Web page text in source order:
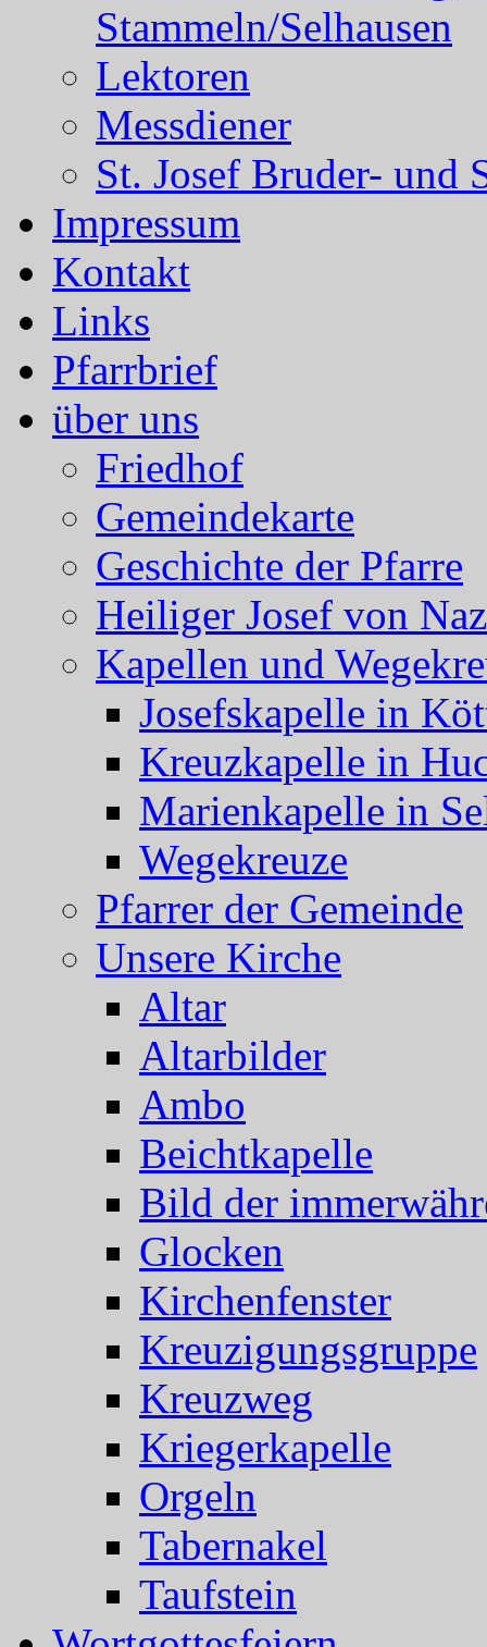
Stammeln/Selhausen
Lektoren
Messdiener
St. Josef Bruder- und
Impressum
Kontakt
Links
Pfarrbrief
über uns
Friedhof
Gemeindekarte
Geschichte der Pfarre
Heiliger Josef von
Kapellen und
Josefskapelle in
Kreuzkapelle in
Marienkapelle in
Wegekreuze
Pfarrer der Gemeinde
Unsere Kirche
Altar
Altarbilder
Ambo
Beichtkapelle
Bild der
Glocken
Kirchenfenster
Kreuzigungsgruppe
Kreuzweg
Kriegerkapelle
Orgeln
Tabernakel
Taufstein